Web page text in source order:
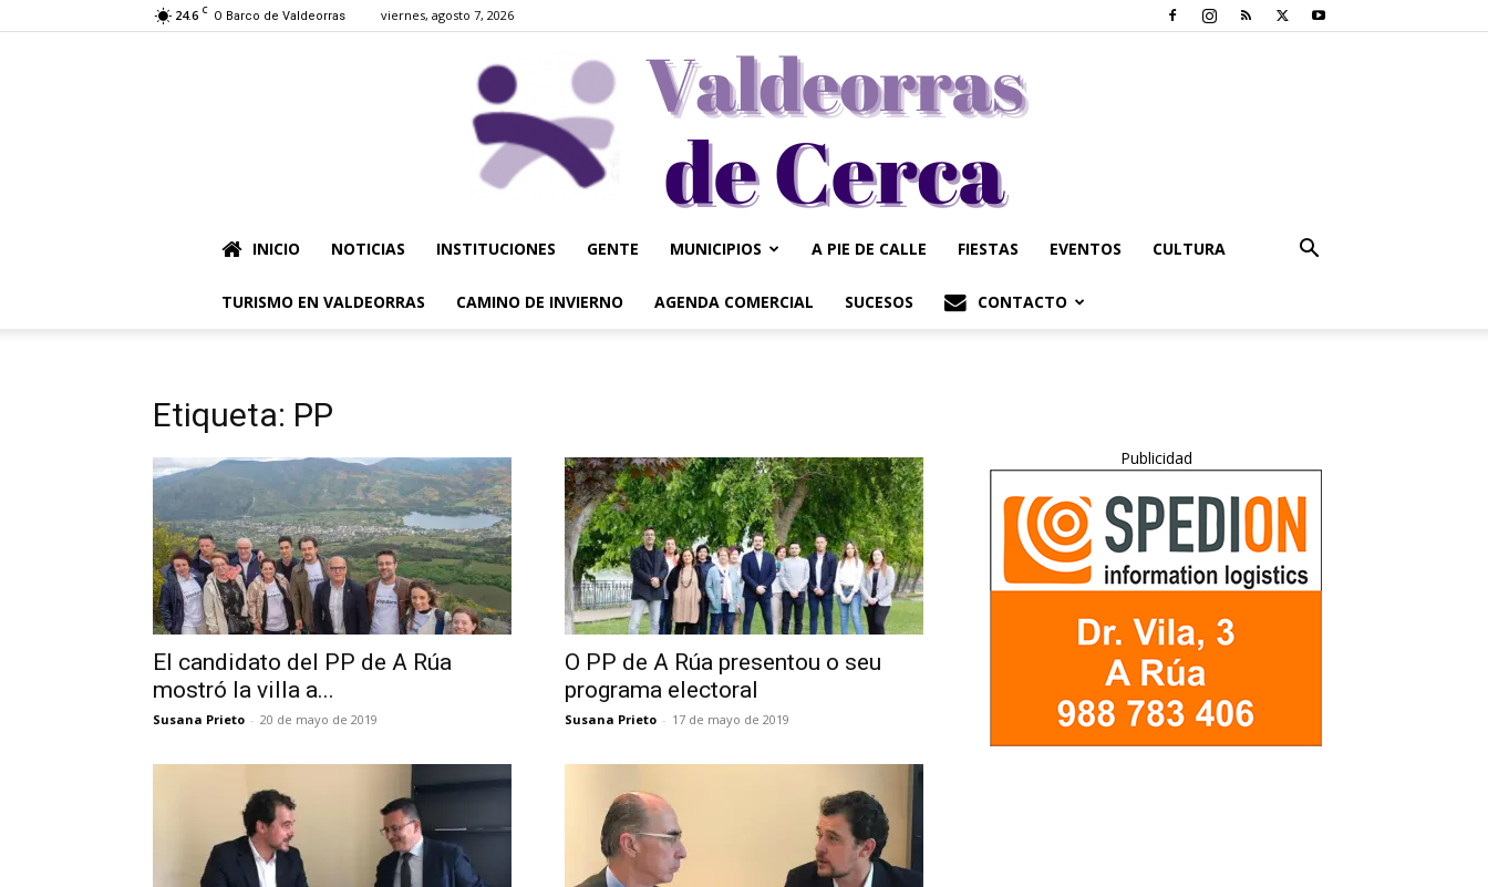
24.6 C O Barco de Valdeorras viernes, agosto 7, 2026
Valdeorrasdecerca
INICIO NOTICIAS INSTITUCIONES GENTE MUNICIPIOS A PIE DE CALLE FIESTAS EVENTOS CULTURA
TURISMO EN VALDEORRAS CAMINO DE INVIERNO AGENDA COMERCIAL SUCESOS CONTACTO
Etiqueta: PP
El candidato del PP de A Rúa
mostró la villa a...
Susana Prieto - 20 de mayo de 2019
O PP de A Rúa presentou o seu
programa electoral
Susana Prieto - 17 de mayo de 2019
Publicidad